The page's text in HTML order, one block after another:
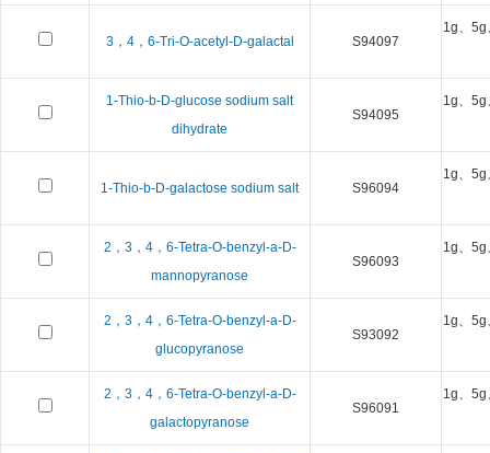
3，4，6-Tri-O-acetyl-D-galactal S94097
1g、
1-Thio-b-D-glucose sodium salt
dihydrate
S94095
1g、
1-Thio-b-D-galactose sodium salt S96094
1g、
2，3，4，6-Tetra-O-benzyl-a-D-
mannopyranose
S96093
1g、
2，3，4，6-Tetra-O-benzyl-a-D-
glucopyranose
S93092
1g、
2，3，4，6-Tetra-O-benzyl-a-D-
galactopyranose
S96091
1g、